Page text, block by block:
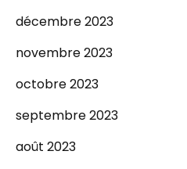
décembre 2023
novembre 2023
octobre 2023
septembre 2023
août 2023